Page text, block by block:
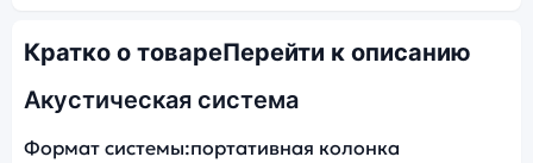
Кратко о товареПерейти к описанию
Акустическая система
Формат системы:портативная колонка